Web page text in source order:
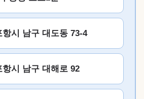
항시 남구 대도동 73-4
항시 남구 대해로 92